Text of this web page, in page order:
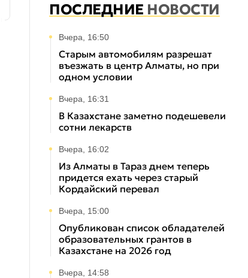
ПОСЛЕДНИЕ НОВОСТИ
Вчера, 16:50
Старым автомобилям разрешат
въезжать в центр Алматы, но при
одном условии
Вчера, 16:31
В Казахстане заметно подешевели
сотни лекарств
Вчера, 16:02
Из Алматы в Тараз днем теперь
придется ехать через старый
Кордайский перевал
Вчера, 15:00
Опубликован список обладателей
образовательных грантов в
Казахстане на 2026 год
Вчера, 14:58